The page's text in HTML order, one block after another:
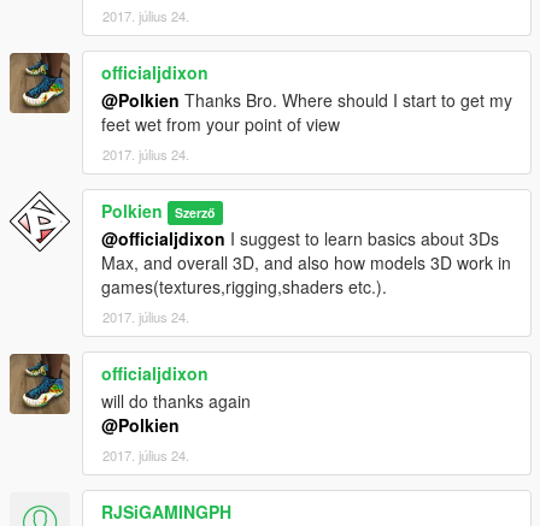
2017. július 24.
officialjdixon
@Polkien Thanks Bro. Where should I start to get my
feet wet from your point of view
2017. július 24.
Polkien Szerző
@officialjdixon I suggest to learn basics about 3Ds
Max, and overall 3D, and also how models 3D work in
games(textures,rigging,shaders etc.).
2017. július 24.
officialjdixon
will do thanks again
@Polkien
2017. július 24.
RJSiGAMINGPH